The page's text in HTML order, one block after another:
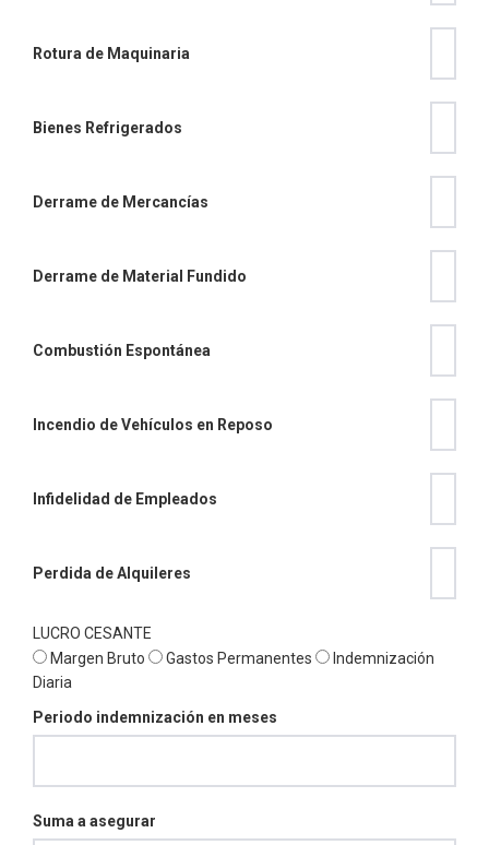
Rotura de Maquinaria
Bienes Refrigerados
Derrame de Mercancías
Derrame de Material Fundido
Combustión Espontánea
Incendio de Vehículos en Reposo
Infidelidad de Empleados
Perdida de Alquileres
LUCRO CESANTE
Margen Bruto
Gastos Permanentes
Indemnización
Diaria
Periodo indemnización en meses
Suma a asegurar